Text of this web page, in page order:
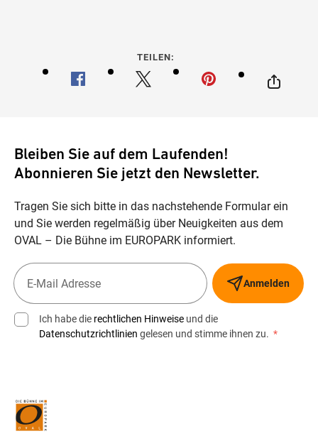
TEILEN:
Bleiben Sie auf dem Laufenden!
Abonnieren Sie jetzt den Newsletter.
Tragen Sie sich bitte in das nachstehende Formular ein
und Sie werden regelmäßig über Neuigkeiten aus dem
OVAL – Die Bühne im EUROPARK informiert.
Anmelden
Ich habe die rechtlichen Hinweise und die
Datenschutzrichtlinien gelesen und stimme ihnen zu. *